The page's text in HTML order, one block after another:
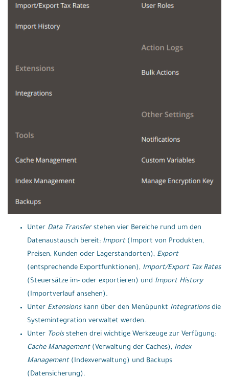
Unter Data Transferstehen vier Bereiche rund um den
Datenaustausch bereit: Import(Import von Produkten,
Preisen, Kunden oder Lagerstandorten), Export
(entsprechende Exportfunktionen), Import/Export Tax Rates
(Steuersätze im- oder exportieren) und Import History
(Importverlauf ansehen).
Unter Extensionskann über den Menüpunkt Integrationsdie
Systemintegration verwaltet werden.
Unter Toolsstehen drei wichtige Werkzeuge zur Verfügung:
Cache Management(Verwaltung der Caches), Index
Management(Indexverwaltung) und Backups
(Datensicherung).